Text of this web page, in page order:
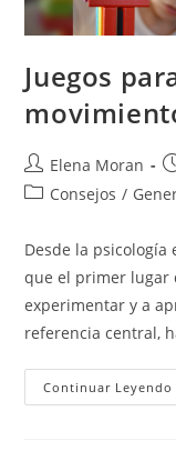
Juegos
Elena Moran
Consejos /
Desde la psicología
que el primer lugar
experimentar y a
referencia central,
Continuar Leyendo